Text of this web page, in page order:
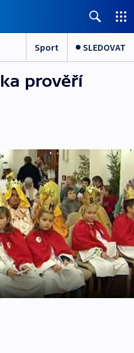
Sport SLEDOVAT
prověří